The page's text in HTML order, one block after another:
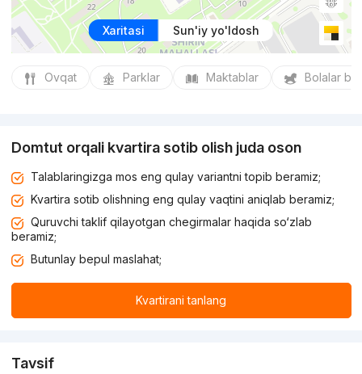
Xaritasi Sun'iy yo'ldosh
Ovqat Parklar Maktablar Bolalar
Domtut orqali kvartira sotib olish juda oson
Talablaringizga mos eng qulay variantni topib beramiz;
Kvartira sotib olishning eng qulay vaqtini aniqlab beramiz;
Quruvchi taklif qilayotgan chegirmalar haqida so‘zlab
beramiz;
Butunlay bepul maslahat;
Kvartirani tanlang
Tavsif